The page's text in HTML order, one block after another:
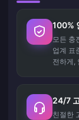
100%
모든 충
업계 표
전하게,
24/7
친절한